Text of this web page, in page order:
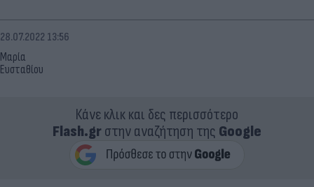
Μαρία
Ευσταθίου
28.07.2022 13:56
Κάνε κλικ και δες περισσότερο
Flash.grστην αναζήτηση της Google